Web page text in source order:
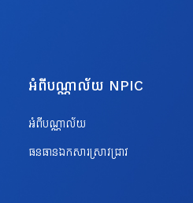
អំពីបណ្ណាល័យ NPIC
អំពីបណ្ណាល័យ
ធនធានឯកសារស្រាវជ្រាវ